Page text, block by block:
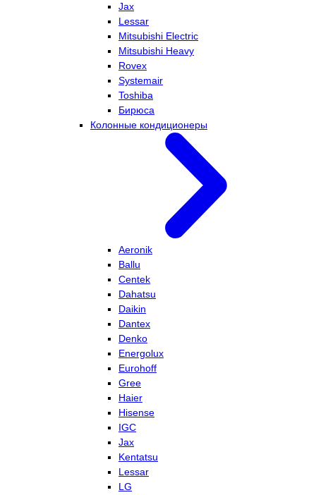
Jax
Lessar
Mitsubishi Electric
Mitsubishi Heavy
Rovex
Systemair
Toshiba
Бирюса
Колонные кондиционеры
Aeronik
Ballu
Centek
Dahatsu
Daikin
Dantex
Denko
Energolux
Eurohoff
Gree
Haier
Hisense
IGC
Jax
Kentatsu
Lessar
LG